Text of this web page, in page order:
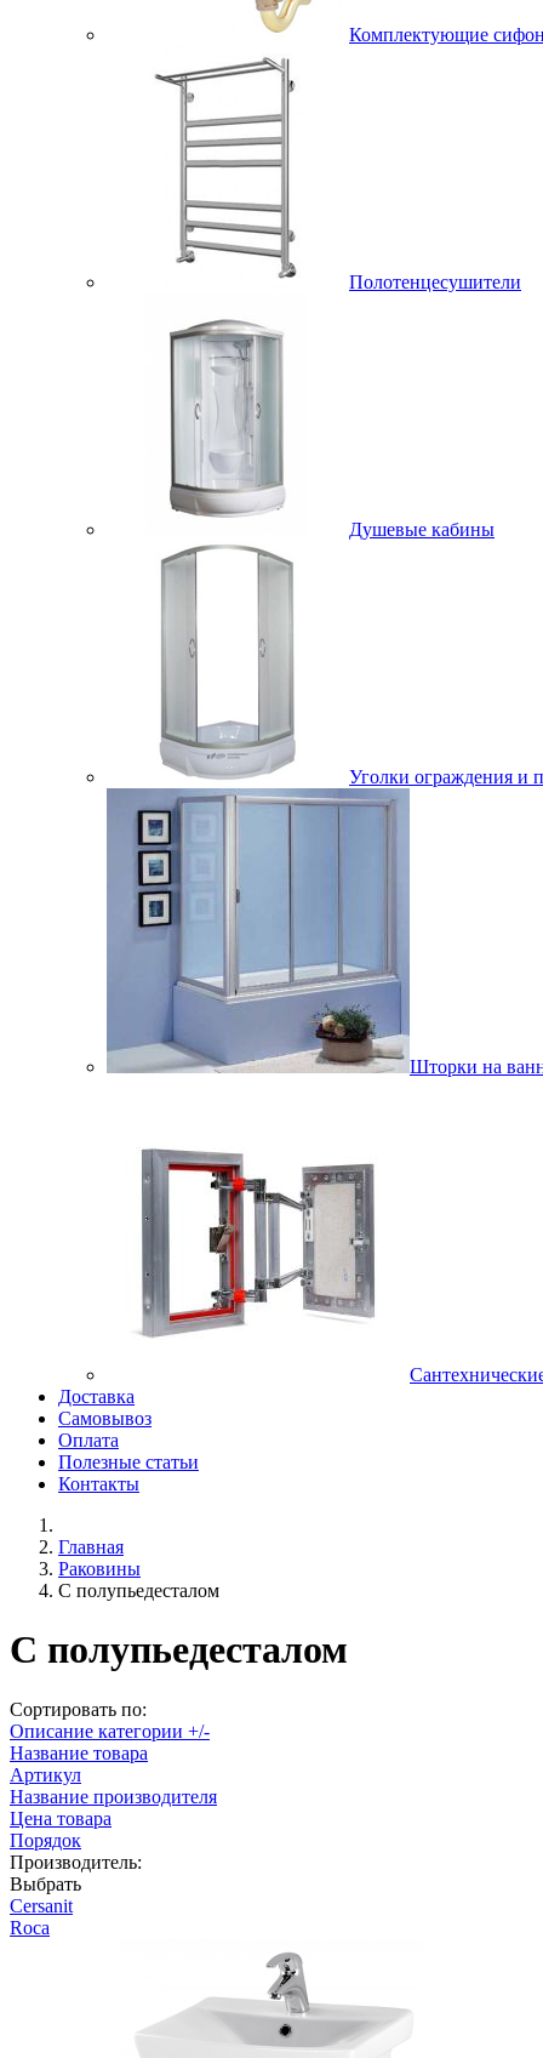
Комплектующие
Полотенцесушители
Душевые кабины
Уголки ограждения и
Шторки на
Доставка
Самовывоз
Оплата
Полезные статьи
Контакты
Главная
Раковины
С полупьедесталом
С полупьедесталом
Сортировать по:
Описание категории +/-
Название товара
Артикул
Название производителя
Цена товара
Порядок
Производитель:
Выбрать
Cersanit
Roca